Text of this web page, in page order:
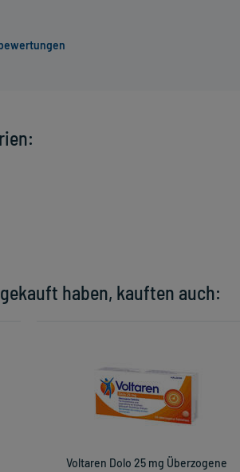
haben, kauften auch:
Voltaren Dolo 25 mg Überzogene